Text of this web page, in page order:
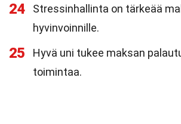
24
Stressinhallinta on tärkeää
hyvinvoinnille.
25
Hyvä uni tukee maksan
toimintaa.